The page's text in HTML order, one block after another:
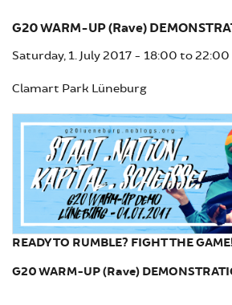
G20 WARM-UP (Rave)
Saturday, 1. July 2017 - 18:00 to22:00
Clamart Park Lüneburg
READY TO RUMBLE? FIGHT THE
G20 WARM-UP (Rave)